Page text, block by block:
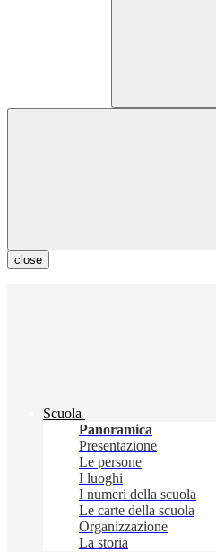
close
Scuola
Panoramica
Presentazione
Le persone
I luoghi
I numeri della scuola
Le carte della scuola
Organizzazione
La storia